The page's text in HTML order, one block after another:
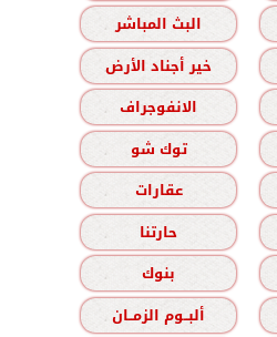
البث المباشر
خير أجناد الأرض
الانفوجراف
توك شو
عقارات
حارتنا
بنوك
ألبــوم الزمــان